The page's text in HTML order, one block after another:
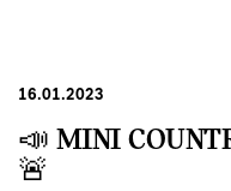
16.01.2023
📣 MINI
🚨